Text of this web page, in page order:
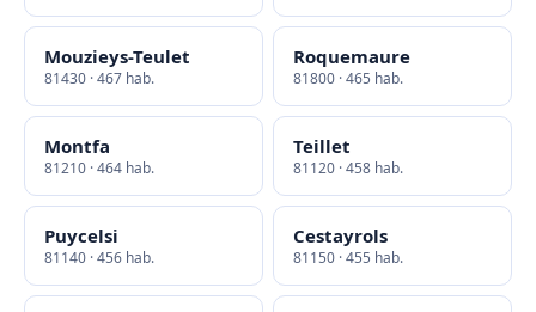
Mouzieys-Teulet
81430 · 467 hab.
Roquemaure
81800 · 465 hab.
Montfa
81210 · 464 hab.
Teillet
81120 · 458 hab.
Puycelsi
81140 · 456 hab.
Cestayrols
81150 · 455 hab.